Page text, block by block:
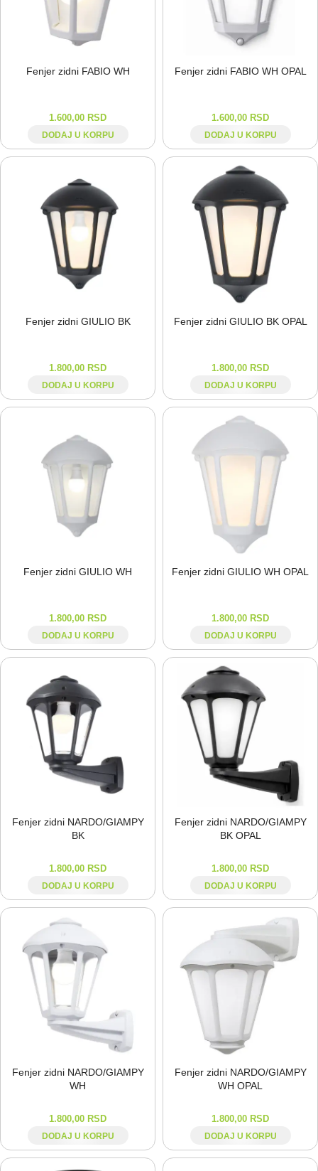
Fenjer zidni FABIO WH
1.600,00 RSD
DODAJ U KORPU
Fenjer zidni FABIO WH OPAL
1.600,00 RSD
DODAJ U KORPU
Fenjer zidni GIULIO BK
1.800,00 RSD
DODAJ U KORPU
Fenjer zidni GIULIO BK OPAL
1.800,00 RSD
DODAJ U KORPU
Fenjer zidni GIULIO WH
1.800,00 RSD
DODAJ U KORPU
Fenjer zidni GIULIO WH OPAL
1.800,00 RSD
DODAJ U KORPU
Fenjer zidni NARDO/GIAMPY
BK
1.800,00 RSD
DODAJ U KORPU
Fenjer zidni NARDO/GIAMPY
BK OPAL
1.800,00 RSD
DODAJ U KORPU
Fenjer zidni NARDO/GIAMPY
WH
1.800,00 RSD
DODAJ U KORPU
Fenjer zidni NARDO/GIAMPY
WH OPAL
1.800,00 RSD
DODAJ U KORPU